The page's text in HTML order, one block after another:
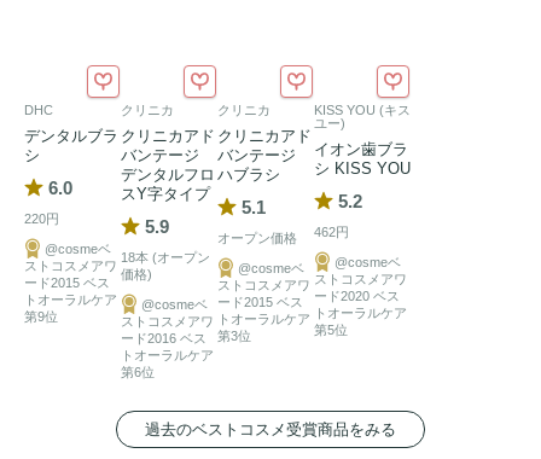
DHC
デンタルブラ
シ
6.0
220円
@cosmeベ
ストコスメアワ
ード2015 ベス
トオーラルケア
第9位
クリニカ
クリニカアド
バンテージ
デンタルフロ
スY字タイプ
5.9
18本 (オープン
価格)
@cosmeベ
ストコスメアワ
ード2016 ベス
トオーラルケア
第6位
クリニカ
クリニカアド
バンテージ
ハブラシ
5.1
オープン価格
@cosmeベ
ストコスメアワ
ード2015 ベス
トオーラルケア
第3位
KISS YOU (キス
ユー)
イオン歯ブラ
シ KISS YOU
5.2
462円
@cosmeベ
ストコスメアワ
ード2020 ベス
トオーラルケア
第5位
過去のベストコスメ受賞商品をみる